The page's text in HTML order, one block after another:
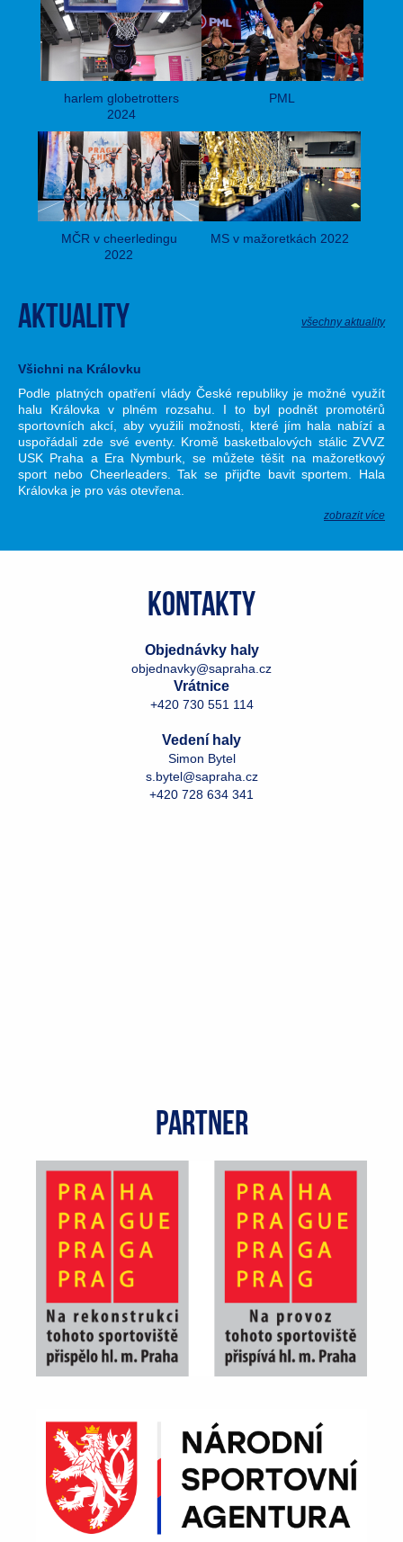
harlem globetrotters
2024
PML
MČR v cheerledingu
2022
MS v mažoretkách 2022
Aktuality všechny aktuality
Všichni na Královku
Podle platných opatření vlády České republiky je možné využít
halu Královka v plném rozsahu. I to byl podnět promotérů
sportovních akcí, aby využili možnosti, které jím hala nabízí a
uspořádali zde své eventy. Kromě basketbalových stálic ZVVZ
USK Praha a Era Nymburk, se můžete těšit na mažoretkový
sport nebo Cheerleaders. Tak se přijďte bavit sportem. Hala
Královka je pro vás otevřena.
zobrazit více
Kontakty
Objednávky haly
objednavky@sapraha.cz
Vrátnice
+420 730 551 114
Vedení haly
Simon Bytel
s.bytel@sapraha.cz
+420 728 634 341
partner